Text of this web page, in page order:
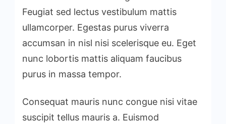
Feugiat sed lectus vestibulum mattis
ullamcorper. Egestas purus viverra
accumsan in nisl nisi scelerisque eu. Eget
nunc lobortis mattis aliquam faucibus
purus in massa tempor.
Consequat mauris nunc congue nisi vitae
suscipit tellus mauris a. Euismod